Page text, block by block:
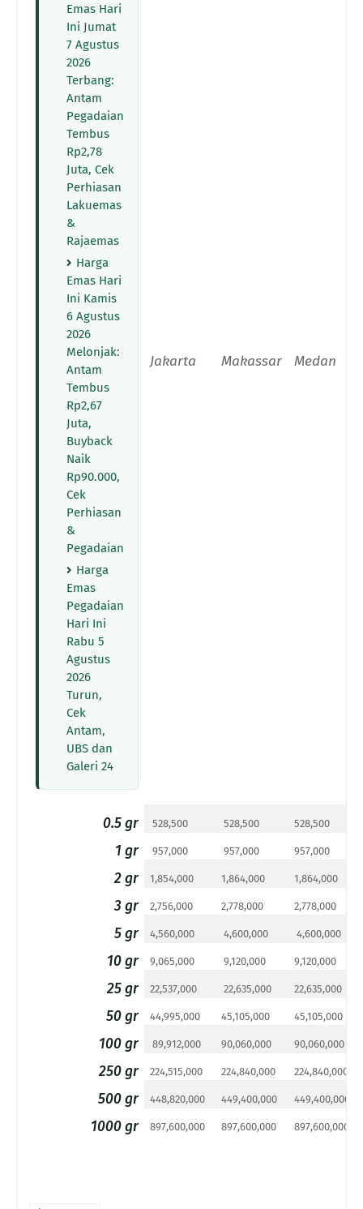
Emas Hari
Ini Jumat
7 Agustus
2026
Terbang:
Antam
Pegadaian
Tembus
Rp2,78
Juta, Cek
Perhiasan
Lakuemas
&
Rajaemas
Harga
Emas Hari
Ini Kamis
6 Agustus
2026
Melonjak:
Antam
Tembus
Rp2,67
Juta,
Buyback
Naik
Rp90.000,
Cek
Perhiasan
&
Pegadaian
Harga
Emas
Pegadaian
Hari Ini
Rabu 5
Agustus
2026
Turun,
Cek
Antam,
UBS dan
Galeri 24
Jakarta Makassar Medan
0.5 gr 528,500 528,500 528,500
1 gr 957,000 957,000 957,000
2 gr 1,854,000 1,864,000 1,864,000
3 gr 2,756,000 2,778,000 2,778,000
5 gr 4,560,000 4,600,000 4,600,000
10 gr 9,065,000 9,120,000 9,120,000
25 gr 22,537,000 22,635,000 22,635,000
50 gr 44,995,000 45,105,000 45,105,000
100 gr 89,912,000 90,060,000 90,060,000
250 gr 224,515,000 224,840,000 224,840,000
500 gr 448,820,000 449,400,000 449,400,000
1000 gr 897,600,000 897,600,000 897,600,000